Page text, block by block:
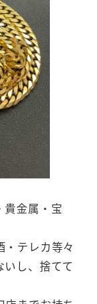
貴金属・宝
・テレカ等々
いし、捨てて